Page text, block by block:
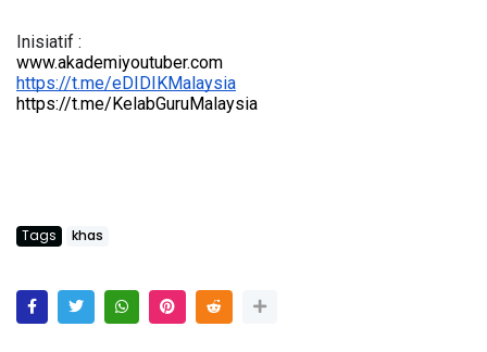
Inisiatif :
www.akademiyoutuber.com
https://t.me/eDIDIKMalaysia
https://t.me/KelabGuruMalaysia
Tags khas